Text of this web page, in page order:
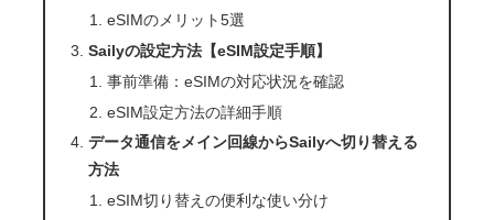
eSIMのメリット5選
Sailyの設定方法【eSIM設定手順】
事前準備：eSIMの対応状況を確認
eSIM設定方法の詳細手順
データ通信をメイン回線からSailyへ切り替える
方法
eSIM切り替えの便利な使い分け